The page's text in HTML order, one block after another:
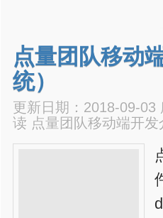
点量团队移动
统）
更新日期：2018-09-03
读 点量团队移动端开